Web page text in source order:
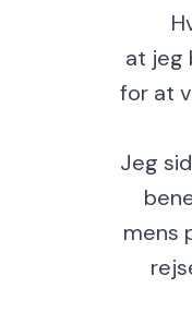
at jeg
for at
Jeg
mens